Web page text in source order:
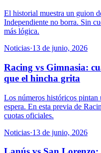
El historial muestra un guion
Independiente no borra. Sin
más lógica.
Noticias·13 de junio, 2026
Racing vs Gimnasia:
que el hincha grita
Los números históricos
espera. En esta previa de
cuotas oficiales.
Noticias·13 de junio, 2026